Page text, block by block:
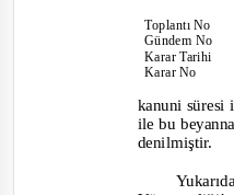
ToplantıNo
Gündem No
Karar Tarihi
Karar No
kanuni süresi
ile bu
denilmiştir.